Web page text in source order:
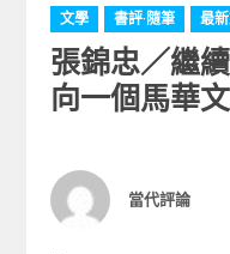
C
a
t
e
g
i
e
文學 書評·隨筆 最
張錦忠／繼
向一個馬華
Author
當代評論